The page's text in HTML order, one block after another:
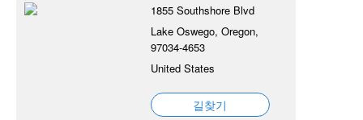
1855 Southshore Blvd
Lake Oswego, Oregon,
97034-4653
United States
길찾기